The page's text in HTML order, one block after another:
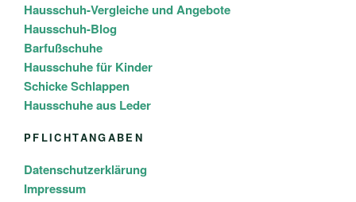
Hausschuh-Vergleiche und Angebote
Hausschuh-Blog
Barfußschuhe
Hausschuhe für Kinder
Schicke Schlappen
Hausschuhe aus Leder
PFLICHTANGABEN
Datenschutzerklärung
Impressum